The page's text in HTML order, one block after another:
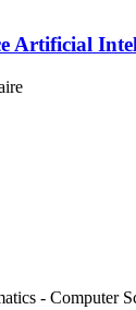
Artificial
- Computer